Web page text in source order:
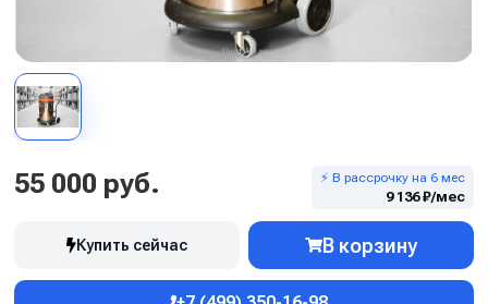
55 000 руб. ⚡ В рассрочку на 6 мес
9 136 ₽/мес
Купить сейчас В корзину